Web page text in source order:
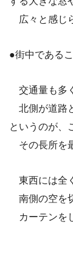
広々と感じ
●街中である
交通量も多
北側が道路
というのが、
その長所を
東西には全
南側の空を
カーテンを